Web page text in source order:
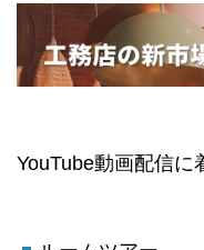
YouTube動画配信に